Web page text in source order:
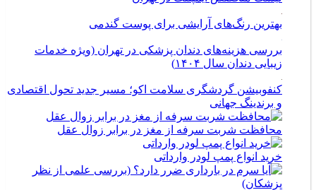
بهترین رنگ‌های آرایشی برای پوست گندمی
بررسی هزینه‌های دندان پزشکی در تهران (ویژه خدمات
زیبایی دندان سال ۱۴۰۴)
کنفوبیشن گردشگری سلامت اکو؛ مسیر جدید تحول اقتصادی
و برندینگ جهانی
محافظت شربت سرفه از مغز در برابر زوال عقل
خرید انواع پمپ لودر وارداتی